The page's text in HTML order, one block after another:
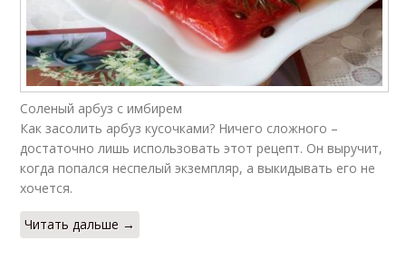
Соленый арбуз с имбирем
Как засолить арбуз кусочками? Ничего сложного –
достаточно лишь использовать этот рецепт. Он выручит,
когда попался неспелый экземпляр, а выкидывать его не
хочется.
Читать дальше →